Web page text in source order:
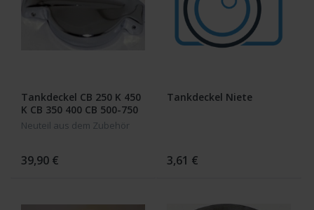
Tankdeckel CB 250 K 450
K CB 350 400 CB 500-750
K2-K6
Neuteil aus dem Zubehör
39,90 €
Tankdeckel Niete
3,61 €